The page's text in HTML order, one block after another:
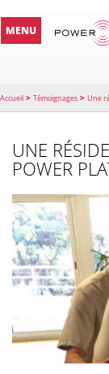
MENU
Accueil > Témoignages > Une
UNE
POWER